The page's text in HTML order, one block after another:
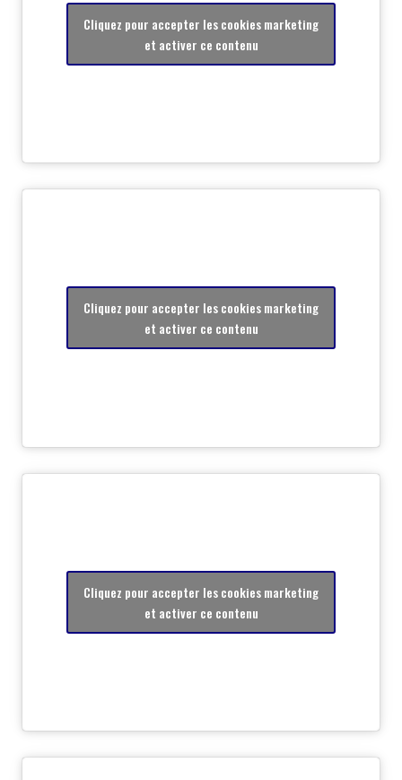
Cliquez pour accepter les cookies marketing
et activer ce contenu
Cliquez pour accepter les cookies marketing
et activer ce contenu
Cliquez pour accepter les cookies marketing
et activer ce contenu